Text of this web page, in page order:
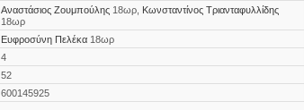
Αναστάσιος Ζουμπούλης 18ωρ Κωνσταντίνος Τριανταφυλλίδης
18ωρ
Ευφροσύνη Πελέκα 18ωρ
4
52
600145925